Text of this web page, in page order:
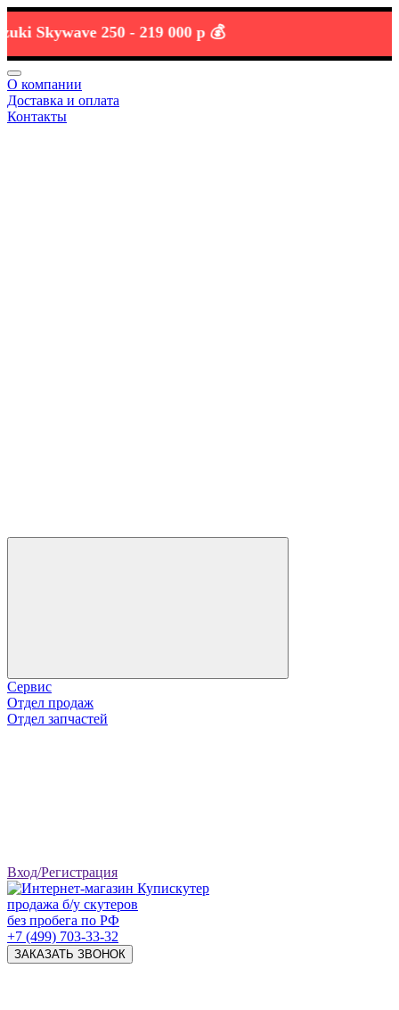
250 -219 000 р 💰
О компании
Доставка и оплата
Контакты
Сервис
Отдел продаж
Отдел запчастей
Вход/Регистрация
продажа б/у скутеров
без пробега по РФ
+7 (499) 703-33-32
ЗАКАЗАТЬ ЗВОНОК